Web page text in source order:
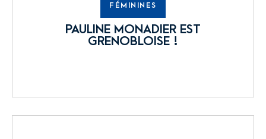
FÉMININES
PAULINE MONADIER EST
GRENOBLOISE !